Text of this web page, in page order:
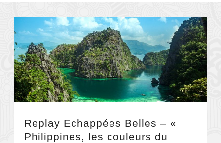
Replay Echappées Belles – «
Philippines, les couleurs du